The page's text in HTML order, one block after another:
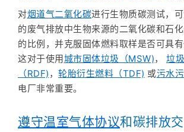
对烟道气二氧化碳进行生物质碳测试，
的废气排放中生物来源的二氧化碳和石
的比例，并克服固体燃料取样是否可具有
这对于使用城市固体垃圾（MSW)， 垃
（RDF) ， 轮胎衍生燃料（TDF) 或污水
电厂非常重要。
遵守温室气体协议和碳排放